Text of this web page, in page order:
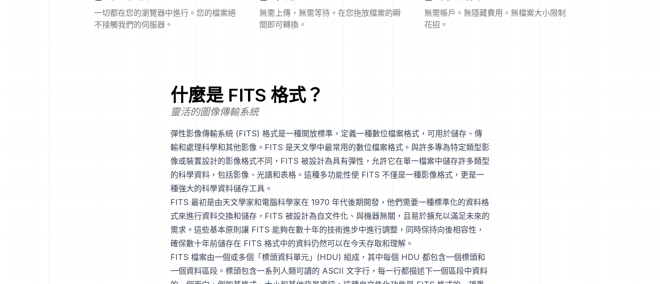
一切都在您的瀏覽器中進行。您的檔案絕
不接觸我們的伺服器。
無需上傳，無需等待。在您拖放檔案的瞬
間即可轉換。
無需帳戶。無隱藏費用。無檔案大小限制
花招。
什麼是 FITS 格式？
靈活的圖像傳輸系統
彈性影像傳輸系統 (FITS) 格式是一種開放標準，定義一種數位檔案格式，可用於儲存、傳
輸和處理科學和其他影像。FITS 是天文學中最常用的數位檔案格式。與許多專為特定類型影
像或裝置設計的影像格式不同，FITS 被設計為具有彈性，允許它在單一檔案中儲存許多類型
的科學資料，包括影像、光譜和表格。這種多功能性使 FITS 不僅是一種影像格式，更是一
種強大的科學資料儲存工具。
FITS 最初是由天文學家和電腦科學家在 1970 年代後期開發，他們需要一種標準化的資料格
式來進行資料交換和儲存，FITS 被設計為自文件化、與機器無關，且易於擴充以滿足未來的
需求。這些基本原則讓 FITS 能夠在數十年的技術進步中進行調整，同時保持向後相容性，
確保數十年前儲存在 FITS 格式中的資料仍然可以在今天存取和理解。
FITS 檔案由一個或多個「標頭資料單元」(HDU) 組成，其中每個 HDU 都包含一個標頭和
一個資料區段。標頭包含一系列人類可讀的 ASCII 文字行，每一行都描述下一個區段中資料